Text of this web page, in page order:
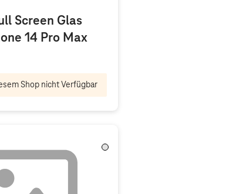
Screen Glas
14 Pro Max
Shop nicht Verfügbar
Transparent